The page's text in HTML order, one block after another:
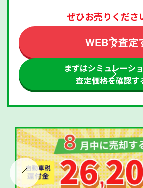
ぜひお売りくださ
WEBで査定
まずはシミュレーシ
査定価格を確認す